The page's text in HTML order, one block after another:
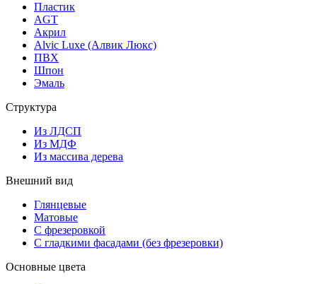
Пластик
AGT
Акрил
Alvic Luxe (Алвик Люкс)
ПВХ
Шпон
Эмаль
Структура
Из ЛДСП
Из МДФ
Из массива дерева
Внешний вид
Глянцевые
Матовые
С фрезеровкой
С гладкими фасадами (без фрезеровки)
Основные цвета